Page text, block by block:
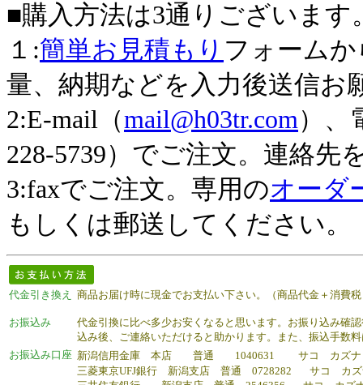
■購入方法は3通りございます
１:簡単お見積もり フォーム
量、納期などを入力後送信お
2:E-mail（mail@h03tr.com）、
228-5739）でご注文。連絡
3:faxでご注文。専用のオーダ
もしくは郵送してください。
代金引き換え 商品お届け時に現金でお支払い下さい。（商品代金＋消費
お振込み
代金引換に比べ多少お安くなると思います。お振り込み確
込み後、ご連絡いただけると助かります。また、振込手数
お振込み口座 新潟信用金庫 本店 普通 1040631 サコ カズナ
三菱東京UFJ銀行 新潟支店 普通 0728282 サコ カズ